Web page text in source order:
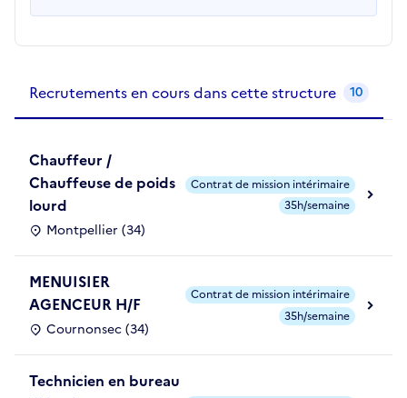
Recrutements en cours dans cette structure 10
Chauffeur /
Chauffeuse de poids
lourd
Montpellier (34)
Contrat de mission intérimaire
35h/semaine
MENUISIER
AGENCEUR H/F
Cournonsec (34)
Contrat de mission intérimaire
35h/semaine
Technicien en bureau